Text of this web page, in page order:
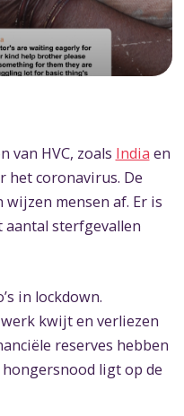
van HVC, zoals India en
het coronavirus. De
mensen af. Er is
sterfgevallen
in lockdown.
kwijt en verliezen
reserves hebben
ligt op de